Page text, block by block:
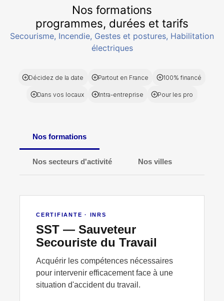
Nos formations
programmes, durées et tarifs
Secourisme, Incendie, Gestes et postures, Habilitation
électriques
Décidez de la date Partout en France 100% financé
Dans vos locaux Intra-entreprise Pour les pro
Nos formations
Nos secteurs d'activité Nos villes
FORMATION SST
↗
CERTIFIANTE · INRS
SST — Sauveteur
Secouriste du Travail
Acquérir les compétences nécessaires
pour intervenir efficacement face à une
situation d'accident du travail.